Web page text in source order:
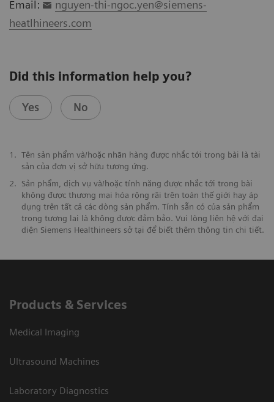
Email:
nguyen-thi-ngoc.yen@siemens-
heatlhineers.com
Did this information help you?
Yes No
1. Tên sản phẩm và/hoặc nhãn hàng được nhắc tới trong bài là tài
sản của đơn vị sở hữu tương ứng.
2.
Sản phẩm, dịch vụ và/hoặc tính năng được nhắc tới trong bài
không được thương mại hóa rộng rãi trên toàn thế giới hay áp
dụng trên tất cả các dòng sản phẩm. Tính sẵn có của sản phẩm
trong tương lai là không được đảm bảo. Vui lòng liên hệ với đại
diện Siemens Healthineers sở tại để biết thêm thông tin chi tiết.
Products & Services
Medical Imaging
Ultrasound Machines
Laboratory Diagnostics